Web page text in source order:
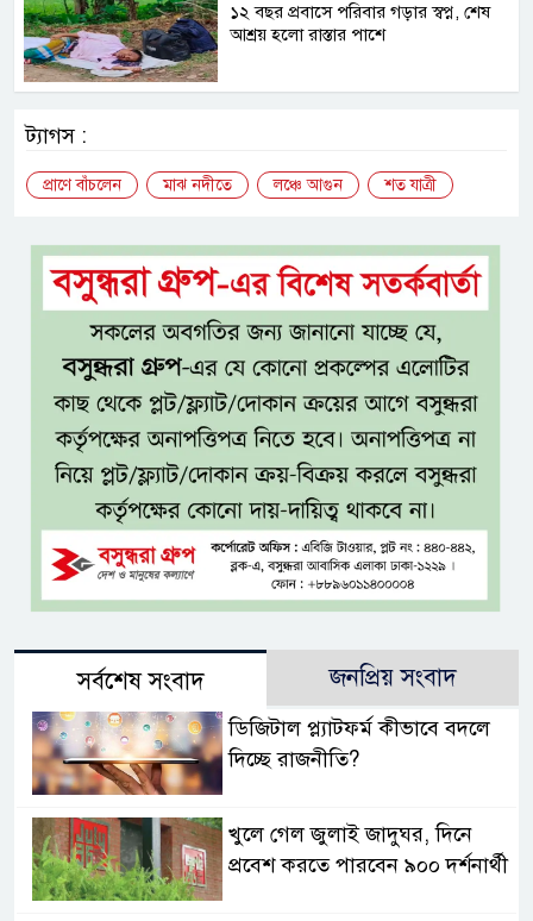
১২ বছর প্রবাসে পরিবার গড়ার স্বপ্ন, শেষ
আশ্রয় হলো রাস্তার পাশে
ট্যাগস :
প্রাণে বাঁচলেন মাঝ নদীতে লঞ্চে আগুন শত যাত্রী
সর্বশেষ সংবাদ জনপ্রিয় সংবাদ
ডিজিটাল প্ল্যাটফর্ম কীভাবে বদলে
দিচ্ছে রাজনীতি?
খুলে গেল জুলাই জাদুঘর, দিনে
প্রবেশ করতে পারবেন ৯০০ দর্শনার্থী